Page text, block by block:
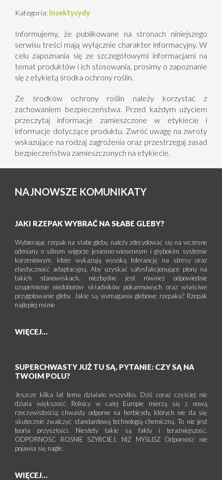
Kategoria: Insektycydy
Informujemy, że publikowane na stronach niniejszego
serwisu treści mają wyłącznie charakter informacyjny. W
celu zapoznania się ze szczegółowymi informacjami na
temat produktów i ich stosowania, prosimy o zapoznanie
się z etykietą środka ochrony roślin.
Ze środków ochrony roślin należy korzystać z
zachowaniem bezpieczeństwa. Przed każdym użyciem
przeczytaj informacje zamieszczone w etykiecie i
informacje dotyczące produktu. Zwróć uwagę na zwroty
wskazujące na rodzaj zagrożenia oraz przestrzegaj zasad
bezpieczeństwa zamieszczonych na etykiecie.
NAJNOWSZE KOMUNIKATY
JAKI RZEPAK WYBRAĆ NA SŁABE GLEBY?
Wybierając rzepak na słabe gleby, należy zdecydować się na wczesne
odmiany o silnym wigorze jesienno-wiosennym i głębokim systemie
korzeniowym, które wykazują wysoką tolerancję na stresy oraz
elastyczność adaptacyjną. Aby uzyskać satysfakcjonujące plony na
takich stanowiskach, niezbędne jest również odpowiednie
uzupełnienie niedoborów składników pokarmowych oraz właściwe
przygotowanie gleby. Jakie są wymagania glebowe rzepaku? Rzepak
najlepiej rośnie
WIĘCEJ...
SUPERCHWASTY JUŻ TU SĄ. PYTANIE: CZY SĄ NA
TWOIM POLU?
Jeszcze kilka lat temu działało wszystko. Dziś coraz częściej nie
działa większość. Rolnicy w całej Europie mierzą się z nową
rzeczywistością: chwasty odporne na herbicydy, których nie da się
skutecznie zwalczyć standardową technologią chemiczną. To nie jest
teoria przyszłości. Niestety takie są fakty i teraźniejszość.
ODPORNOŚĆ ROŚNIE SZYBCIEJ, NIŻ MYŚLISZ Odporność nie
pojawia się nagle.
WIĘCEJ...